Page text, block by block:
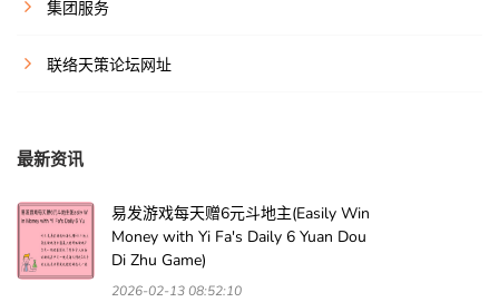
集团服务
联络天策论坛网址
最新资讯
易发游戏每天赠6元斗地主(Easily Win
Money with Yi Fa's Daily 6 Yuan Dou
Di Zhu Game)
2026-02-13 08:52:10